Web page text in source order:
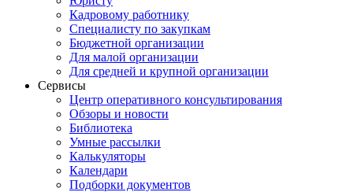
Кадровому работнику
Специалисту по закупкам
Бюджетной организации
Для малой организации
Для средней и крупной организации
Сервисы
Центр оперативного консультирования
Обзоры и новости
Библиотека
Умные рассылки
Калькуляторы
Календари
Подборки документов